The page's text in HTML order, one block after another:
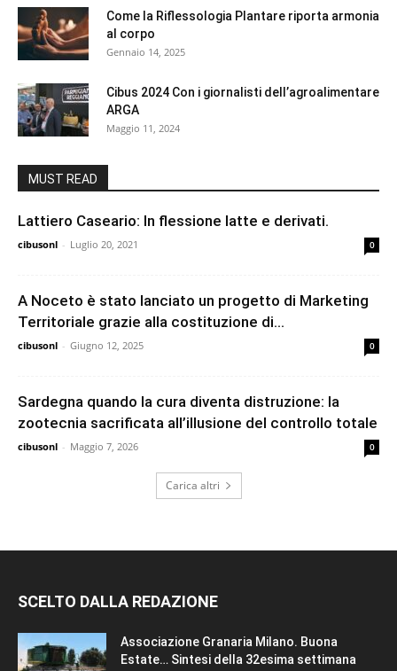
Come la Riflessologia Plantare riporta armonia
al corpo
Gennaio 14, 2025
Cibus 2024 Con i giornalisti dell’agroalimentare
ARGA
Maggio 11, 2024
MUST READ
Lattiero Caseario: In flessione latte e derivati.
cibusonl - Luglio 20, 2021 0
A Noceto è stato lanciato un progetto di Marketing
Territoriale grazie alla costituzione di...
cibusonl - Giugno 12, 2025 0
Sardegna quando la cura diventa distruzione: la
zootecnia sacrificata all’illusione del controllo totale
cibusonl - Maggio 7, 2026 0
Carica altri
SCELTO DALLA REDAZIONE
Associazione Granaria Milano. Buona
Estate… Sintesi della 32esima settimana